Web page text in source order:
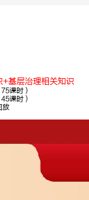
+基层治理相关知识
课时）
课时）
放
石惠胜
申论